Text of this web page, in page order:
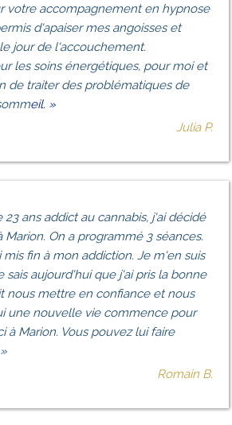
votre accompagnement en hypnose
d'apaiser mes angoisses et
jour de l'accouchement.
les soins énergétiques, pour moi et
de traiter des problématiques de
eil. »
Julia P.
23 ans addict au cannabis, j'ai décidé
On a programmé 3 séances.
mis fin à mon addiction. Je m'en suis
sais aujourd'hui que j'ai pris la bonne
nous mettre en confiance et nous
une nouvelle vie commence pour
à Marion. Vous pouvez lui faire
»
Romain B.